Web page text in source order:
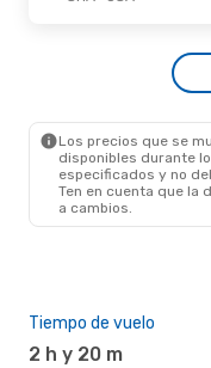
-
Los precios que se
disponibles durante
especificados y no
Ten en cuenta que la
a cambios.
Tiempo de vuelo
2 h y 20 m